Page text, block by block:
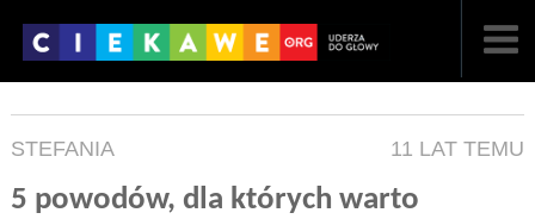
STEFANIA 11 LAT TEMU
5 powodów, dla których warto
NAJNOWSZE